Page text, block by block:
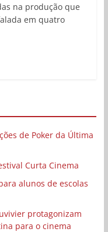
na produção que
em quatro
de Poker da Última
Curta Cinema
alunos de escolas
protagonizam
para o cinema